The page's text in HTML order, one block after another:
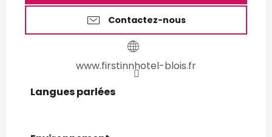
Contactez-nous
www.firstinnhotel-blois.fr
Langues parlées
Langues parlées